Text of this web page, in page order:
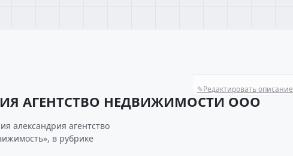
✎Редактировать описание
АГЕНТСТВО НЕДВИЖИМОСТИ ООО
александрия агентство
в рубрике